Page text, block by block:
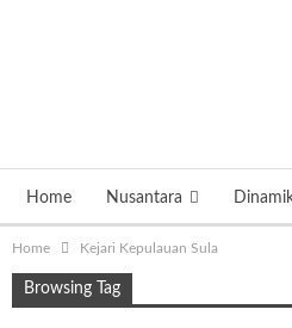
Home Nusantara
Home Kejari Kepulauan Sula
Browsing Tag